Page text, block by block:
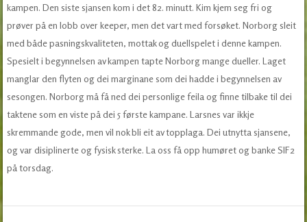
kampen. Den siste sjansen kom i det 82. minutt. Kim kjem seg fri og
prøver på en lobb over keeper, men det vart med forsøket. Norborg sleit
med både pasningskvaliteten, mottak og duellspelet i denne kampen.
Spesielt i begynnelsen av kampen tapte Norborg mange dueller. Laget
manglar den flyten og dei marginane som dei hadde i begynnelsen av
sesongen. Norborg må få ned dei personlige feila og finne tilbake til dei
taktene som en viste på dei 5 første kampane. Larsnes var ikkje
skremmande gode, men vil nok bli eit av topplaga. Dei utnytta sjansene,
og var disiplinerte og fysisk sterke. La oss få opp humøret og banke SIF2
på torsdag.